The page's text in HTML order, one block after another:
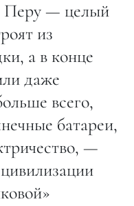
Перу — целый
из
а в конце
даже
всего,
батареи,
—